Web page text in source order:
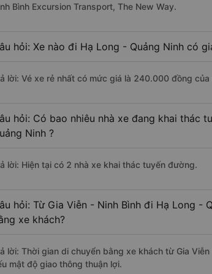
Bình Excursion Transport, The New Way.
hỏi: Xe nào đi Hạ Long - Quảng Ninh có
lời: Vé xe rẻ nhất có mức giá là 240.000 đồng
hỏi: Có bao nhiêu nhà xe đang khai thác
Ninh ?
lời: Hiện tại có 2 nhà xe khai thác tuyến đường.
hỏi: Từ Gia Viễn - Ninh Bình đi Hạ Long -
xe khách?
lời: Thời gian di chuyển bằng xe khách từ Gia
mật độ giao thông thuận lợi.